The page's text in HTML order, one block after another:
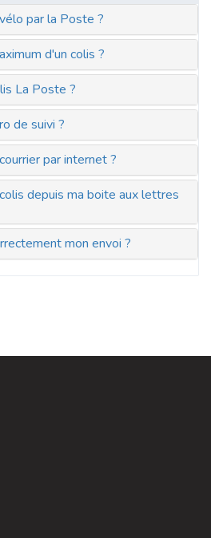
par la Poste ?
d'un colis ?
La Poste ?
de suivi ?
par internet ?
depuis ma boite aux lettres
mon envoi ?